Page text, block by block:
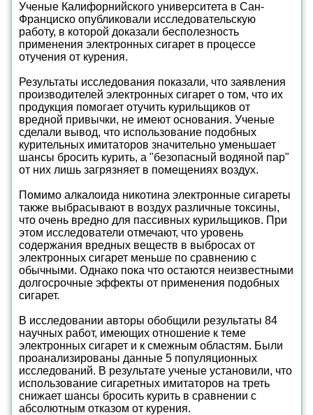
Ученые Калифорнийского университета в Сан-
Франциско опубликовали исследовательскую
работу, в которой доказали бесполезность
применения электронных сигарет в процессе
отучения от курения.
Результаты исследования показали, что заявления
производителей электронных сигарет о том, что их
продукция помогает отучить курильщиков от
вредной привычки, не имеют основания. Ученые
сделали вывод, что использование подобных
курительных имитаторов значительно уменьшает
шансы бросить курить, а "безопасный водяной пар"
от них лишь загрязняет в помещениях воздух.
Помимо алкалоида никотина электронные сигареты
также выбрасывают в воздух различные токсины,
что очень вредно для пассивных курильщиков. При
этом исследователи отмечают, что уровень
содержания вредных веществ в выбросах от
электронных сигарет меньше по сравнению с
обычными. Однако пока что остаются неизвестными
долгосрочные эффекты от применения подобных
сигарет.
В исследовании авторы обобщили результаты 84
научных работ, имеющих отношение к теме
электронных сигарет и к смежным областям. Были
проанализированы данные 5 популяционных
исследований. В результате ученые установили, что
использование сигаретных имитаторов на треть
снижает шансы бросить курить в сравнении с
абсолютным отказом от курения.